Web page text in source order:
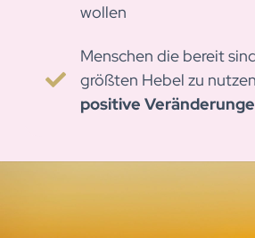
wollen
Menschen die bereit
größten Hebel zu
positive